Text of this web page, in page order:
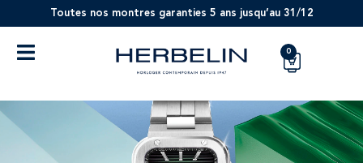
Toutes nos montres garanties 5 ans jusqu’au 31/12
0